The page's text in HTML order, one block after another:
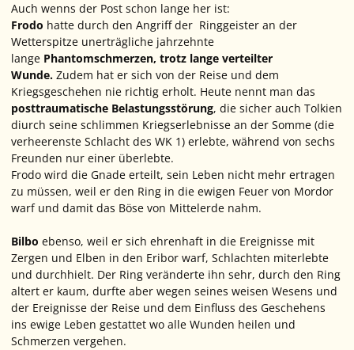
Auch wenns der Post schon lange her ist:
Frodo hatte durch den Angriff der Ringgeister an der
Wetterspitze unerträgliche jahrzehnte
lange Phantomschmerzen, trotz lange verteilter
Wunde. Zudem hat er sich von der Reise und dem
Kriegsgeschehen nie richtig erholt. Heute nennt man das
posttraumatische Belastungsstörung, die sicher auch Tolkien
diurch seine schlimmen Kriegserlebnisse an der Somme (die
verheerenste Schlacht des WK 1) erlebte, während von sechs
Freunden nur einer überlebte.
Frodo wird die Gnade erteilt, sein Leben nicht mehr ertragen
zu müssen, weil er den Ring in die ewigen Feuer von Mordor
warf und damit das Böse von Mittelerde nahm.
Bilbo ebenso, weil er sich ehrenhaft in die Ereignisse mit
Zergen und Elben in den Eribor warf, Schlachten miterlebte
und durchhielt. Der Ring veränderte ihn sehr, durch den Ring
altert er kaum, durfte aber wegen seines weisen Wesens und
der Ereignisse der Reise und dem Einfluss des Geschehens
ins ewige Leben gestattet wo alle Wunden heilen und
Schmerzen vergehen.